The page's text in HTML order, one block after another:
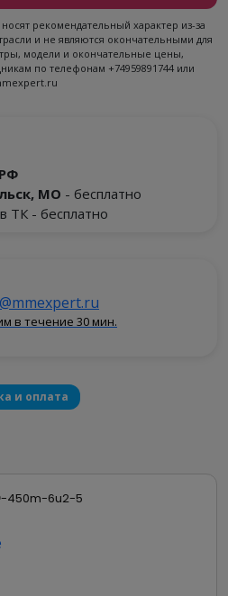
рекомендательный характер из-за
и не являются окончательными для
модели и окончательные цены,
по телефонам +74959891744 или
МО - бесплатно
ТК - бесплатно
в течение 30 мин.
и оплата
1ВАО
типа предназначены
450m-6u2-5